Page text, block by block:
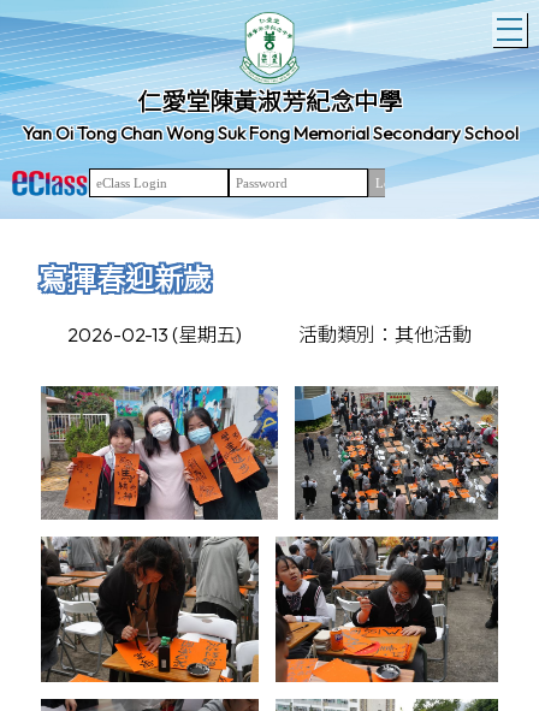
仁愛堂陳黃淑芳紀念中學
Yan Oi Tong Chan Wong Suk Fong Memorial Secondary School
寫揮春迎新歲
2026-02-13 (星期五) 活動類別：其他活動